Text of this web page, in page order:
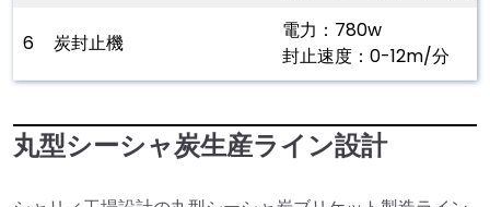
6 炭封止機
電力：780w
封止速度：0-12m/分
丸型シーシャ炭生産ライン設計